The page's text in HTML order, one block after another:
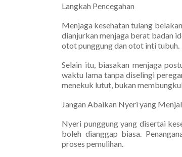
Langkah Pencegahan
Menjaga kesehatan tulang
dianjurkan menjaga berat badan
otot punggung dan otot inti tubuh.
Selain itu, biasakan menjaga
waktu lama tanpa diselingi
menekuk lutut, bukan
Jangan Abaikan Nyeri yang
Nyeri punggung yang disertai
boleh dianggap biasa.
proses pemulihan.